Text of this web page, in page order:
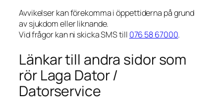
Avvikelser kan förekomma i öppettiderna på grund
av sjukdom eller liknande.
Vid frågor kan ni skicka SMS till 076 58 67000.
Länkar till andra sidor som
rör Laga Dator /
Datorservice